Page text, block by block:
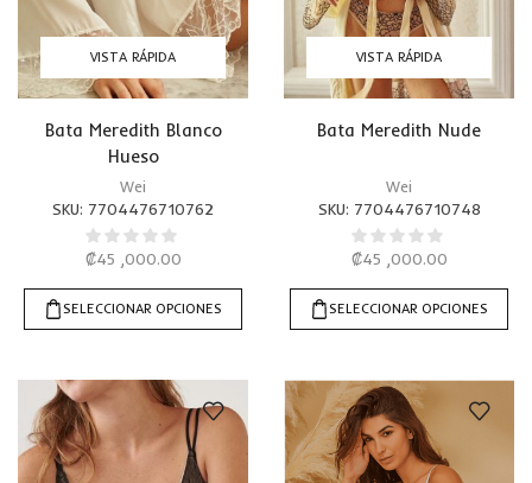
VISTA RÁPIDA
Bata Meredith Blanco
Hueso
Wei
SKU: 7704476710762
₡45 ,000.00
SELECCIONAR OPCIONES
VISTA RÁPIDA
Bata Meredith Nude
Wei
SKU: 7704476710748
₡45 ,000.00
SELECCIONAR OPCIONES